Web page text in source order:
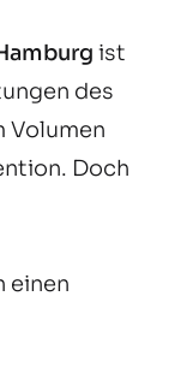
ist
des
Volumen
Doch
einen